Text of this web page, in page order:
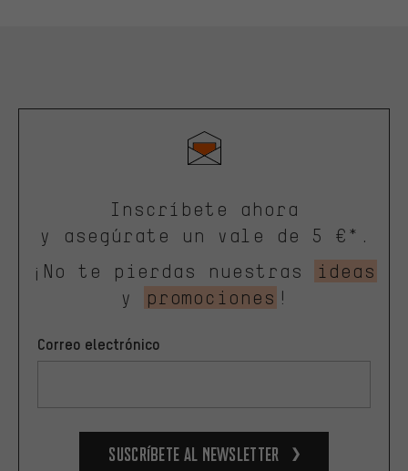
Inscríbete ahora
y asegúrate un vale de 5 €*.
¡No te pierdas nuestras
ideas
y
promociones !
Correo electrónico
Suscríbete al newsletter